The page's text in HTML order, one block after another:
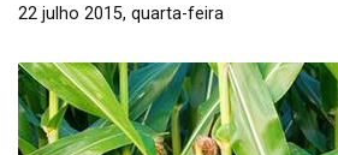
22 julho 2015, quarta-feira